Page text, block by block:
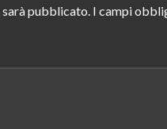
pubblicato. I campi